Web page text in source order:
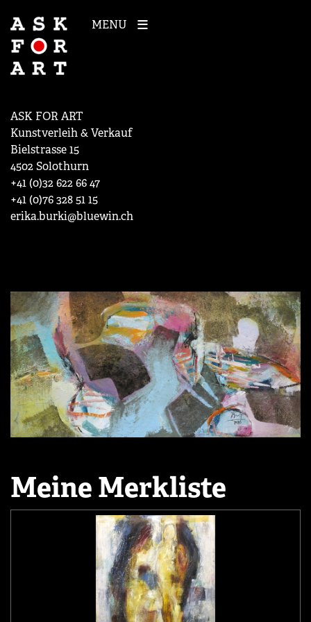
MENU
ASK FOR ART
Kunstverleih & Verkauf
Bielstrasse 15
4502 Solothurn
+41 (0)32 622 66 47
+41 (0)76 328 51 15
erika.burki@bluewin.ch
Meine Merkliste